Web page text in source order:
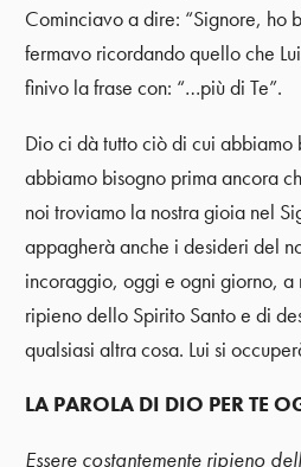
Cominciavo a dire: “Signore, ho
fermavo ricordando quello che
finivo la frase con: “…più di Te”.
Dio ci dà tutto ciò di cui abbiamo
abbiamo bisogno prima ancora
noi troviamo la nostra gioia nel
appagherà anche i desideri del
incoraggio, oggi e ogni giorno, a
ripieno dello Spirito Santo e di
qualsiasi altra cosa. Lui si
LA PAROLA DI DIO PER TE
Essere costantemente ripieno